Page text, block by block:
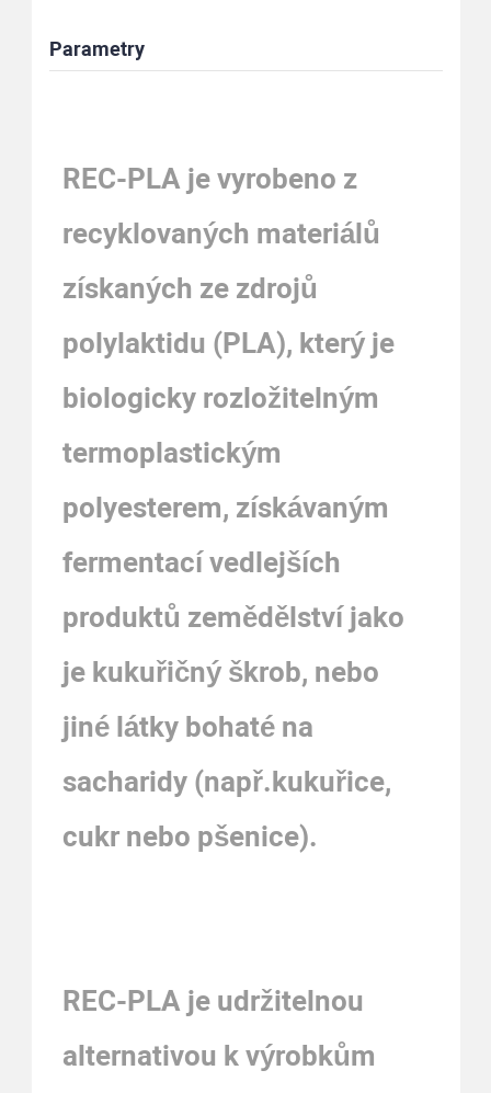
Parametry
REC-PLA je vyrobeno z
recyklovaných materiálů
získaných ze zdrojů
polylaktidu (PLA), který je
biologicky rozložitelným
termoplastickým
polyesterem, získávaným
fermentací vedlejších
produktů zemědělství jako
je kukuřičný škrob, nebo
jiné látky bohaté na
sacharidy (např.kukuřice,
cukr nebo pšenice).
REC-PLA je udržitelnou
alternativou k výrobkům